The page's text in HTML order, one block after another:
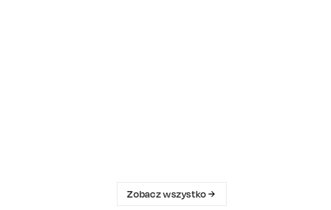
Zobacz wszystko